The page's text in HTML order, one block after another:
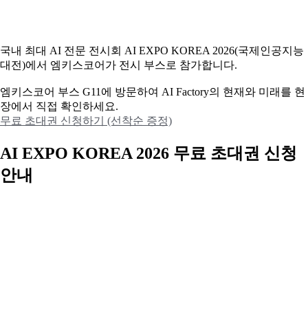
국내 최대 AI 전문 전시회 AI EXPO KOREA 2026(국제인공지능
대전)에서 엠키스코어가 전시 부스로 참가합니다.
엠키스코어 부스 G11에 방문하여 AI Factory의 현재와 미래를 현
장에서 직접 확인하세요.
무료 초대권 신청하기 (선착순 증정)
AI EXPO KOREA 2026 무료 초대권 신청
안내